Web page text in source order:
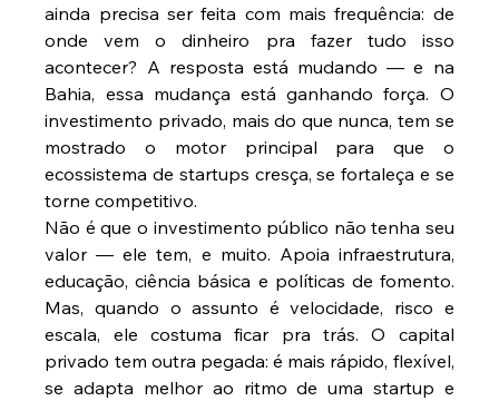
ainda precisa ser feita com mais frequência: de
onde vem o dinheiro pra fazer tudo isso
acontecer? A resposta está mudando — e na
Bahia, essa mudança está ganhando força. O
investimento privado, mais do que nunca, tem se
mostrado o motor principal para que o
ecossistema de startups cresça, se fortaleça e se
torne competitivo.
Não é que o investimento público não tenha seu
valor — ele tem, e muito. Apoia infraestrutura,
educação, ciência básica e políticas de fomento.
Mas, quando o assunto é velocidade, risco e
escala, ele costuma ficar pra trás. O capital
privado tem outra pegada: é mais rápido, flexível,
se adapta melhor ao ritmo de uma startup e